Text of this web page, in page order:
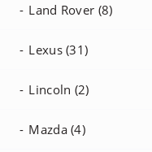
Land Rover (8)
Lexus (31)
Lincoln (2)
Mazda (4)